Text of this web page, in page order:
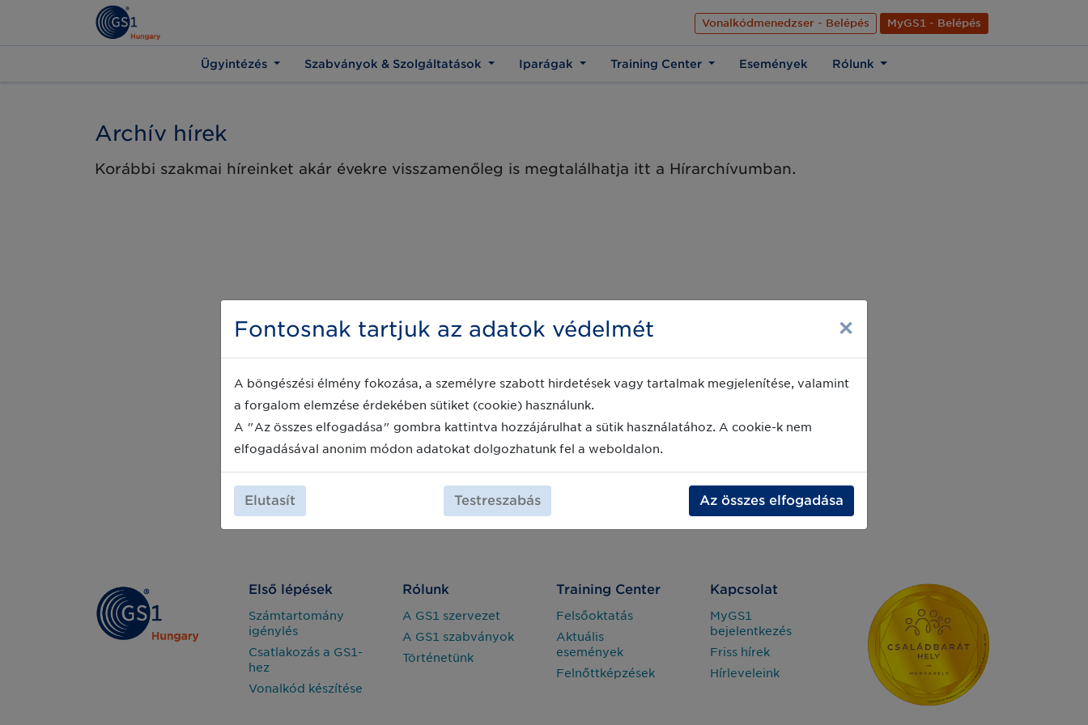
Az üzleti élet közös nyelve Hírek Kapcsolat Rólunk
EN
Vonalkódmenedzser - Belépés
MyGS1 - Belépés
Ügyintézés Szabványok & Szolgáltatások Iparágak Training Center Események Rólunk
Archív hírek
Korábbi szakmai híreinket akár évekre visszamenőleg is megtalálhatja itt a Hírarchívumban.
Első lépések
Számtartomány
igénylés
Csatlakozás a GS1-
hez
Vonalkód készítése
Rólunk
A GS1 szervezet
A GS1 szabványok
Történetünk
Training Center
Felsőoktatás
Aktuális
események
Felnőttképzések
Kapcsolat
MyGS1
bejelentkezés
Friss hírek
Hírleveleink
Fontosnak tartjuk az adatok védelmét ×
A böngészési élmény fokozása, a személyre szabott hirdetések vagy tartalmak megjelenítése, valamint
a forgalom elemzése érdekében sütiket (cookie) használunk.
A "Az összes elfogadása" gombra kattintva hozzájárulhat a sütik használatához. A cookie-k nem
elfogadásával anonim módon adatokat dolgozhatunk fel a weboldalon.
Elutasít Testreszabás Az összes elfogadása